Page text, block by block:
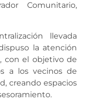
Comunitario,
llevada
la atención
con el objetivo de
a los vecinos de
creando espacios